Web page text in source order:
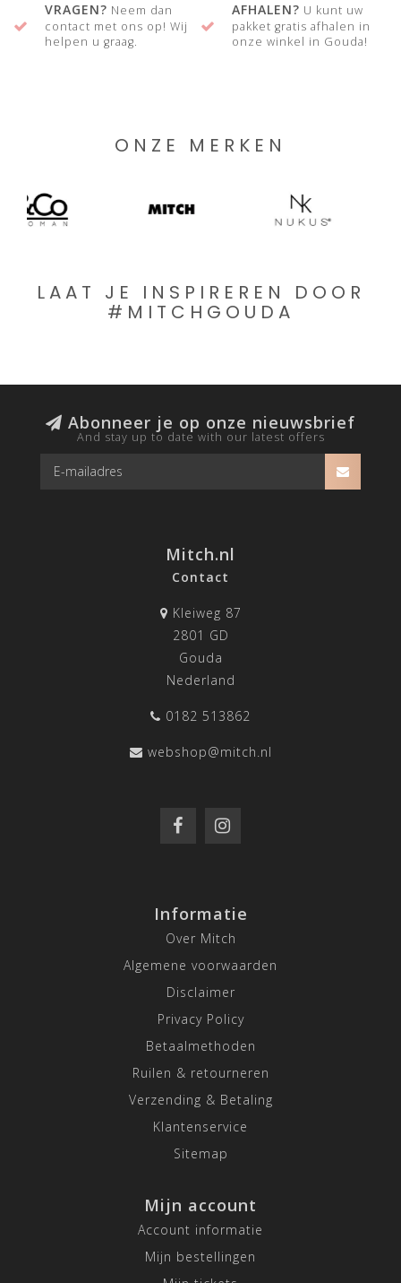
VRAGEN? Neem dan
contact met ons op! Wij
helpen u graag.
AFHALEN? U kunt uw
pakket gratis afhalen in
onze winkel in Gouda!
ONZE MERKEN
LAAT JE INSPIREREN DOOR
#MITCHGOUDA
Abonneer je op onze nieuwsbrief
And stay up to date with our latest offers
Mitch.nl
Contact
Kleiweg 87
2801 GD
Gouda
Nederland
0182 513862
webshop@mitch.nl
Informatie
Over Mitch
Algemene voorwaarden
Disclaimer
Privacy Policy
Betaalmethoden
Ruilen & retourneren
Verzending & Betaling
Klantenservice
Sitemap
Mijn account
Account informatie
Mijn bestellingen